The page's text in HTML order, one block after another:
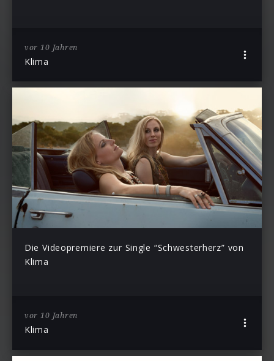
vor 10 Jahren
Klima
Die Videopremiere zur Single “Schwesterherz” von
Klima
vor 10 Jahren
Klima